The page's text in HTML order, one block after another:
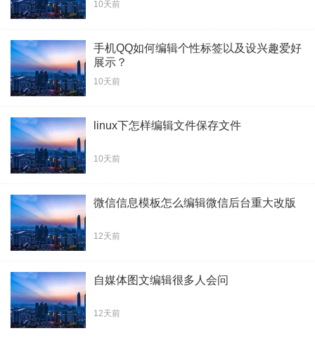
10天前
手机QQ如何编辑个性标签以及设兴趣爱好
展示？
10天前
linux下怎样编辑文件保存文件
10天前
微信信息模板怎么编辑微信后台重大改版
12天前
自媒体图文编辑很多人会问
12天前